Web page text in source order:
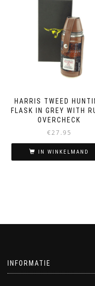
HARRIS TWEED
FLASK IN GREY WITH
OVERCHECK
€27.95
IN WINKELMAND
INFORMATIE